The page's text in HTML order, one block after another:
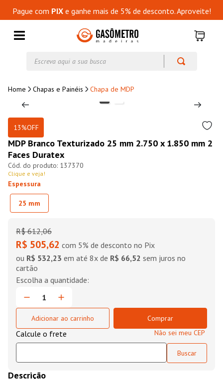
Pague com PIXe ganhe mais de 5% de desconto. Aproveite!
Chapas e Painéis Chapa de MDP
13%OFF
MDP Branco Texturizado 25 mm 2.750 x 1.850 mm 2
Faces Duratex
137370
Clique e veja!
Espessura
25 mm
R$ 612,06
R$ 505,62 com 5% de desconto no Pix
ou R$ 532,23 em até 8x de R$ 66,52 sem juros no
cartão
Adicionar ao carrinho
Comprar
Não sei meu CEP
Descrição